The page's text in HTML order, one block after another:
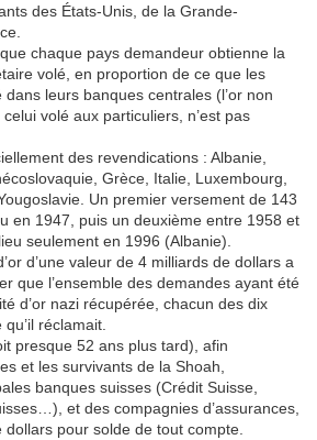
des États-Unis, de la Grande-
chaque pays demandeur obtienne la
volé, en proportion de ce que les
leurs banques centrales (l’or non
volé aux particuliers, n’est pas
des revendications : Albanie,
Grèce, Italie, Luxembourg,
Un premier versement de 143
en 1947, puis un deuxième entre 1958 et
seulement en 1996 (Albanie).
d’une valeur de 4 milliards de dollars a
que l’ensemble des demandes ayant été
d’or nazi récupérée, chacun des dix
réclamait.
presque 52 ans plus tard), afin
et les survivants de la Shoah,
banques suisses (Crédit Suisse,
et des compagnies d’assurances,
pour solde de tout compte.